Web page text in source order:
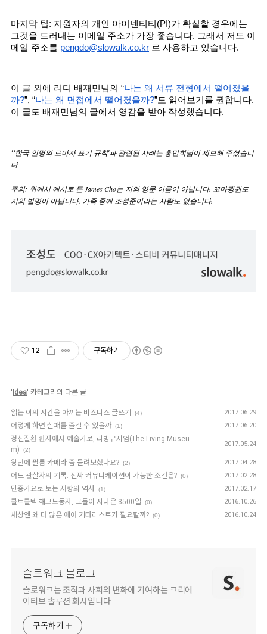
마지막 팁: 지원자의 개인 아이덴티티(PI)가 확실할 경우에는
그것을 드러내는 이메일 주소가 가장 좋습니다. 그래서 저도 이
메일 주소를 pengdo@slowalk.co.kr 로 사용하고 있습니다.
이 글 외에 리디 배재민님의 “나는 왜 서류 전형에서 떨어졌을
까?”, “나는 왜 면접에서 떨어졌을까?”도 읽어보기를 권합니다.
이 글도 배재민님의 글에서 영감을 받아 작성했습니다.
*'한국 인명의 로마자 표기 규칙'과 관련된 사례는 홍민희님이 제보해 주셨습니
다.
주의: 위에서 예시로 든 James Cho는 저의 영문 이름이 아닙니다. 꼬마펭귄도
저의 별명이 아닙니다. 가족 중에 조성준이라는 사람도 없습니다.
12 구독하기
'Idea' 카테고리의 다른 글
읽는 이의 시간을 아끼는 비즈니스 글쓰기 (4) 2017.06.29
어떻게 하면 실패를 즐길 수 있을까 (1) 2017.06.20
정신질환 환자에서 예술가로, 리빙뮤지엄(The Living Museu
m)
(2)
2017.05.24
왕년에 필름 카메라 좀 돌려보셨나요? (2) 2017.04.28
어느 관찰자의 기록: 진짜 커뮤니케이션이 가능한 조건은? (0) 2017.02.28
민중가요로 보는 저항의 역사 (1) 2017.02.17
콜트콜텍 해고노동자, 그들이 지나온 3500일 (0) 2016.10.26
세상엔 왜 더 많은 에어 기타리스트가 필요할까? (0) 2016.10.24
슬로워크 블로그
슬로워크는 조직과 사회의 변화에 기여하는 크리에
이티브 솔루션 회사입니다
구독하기